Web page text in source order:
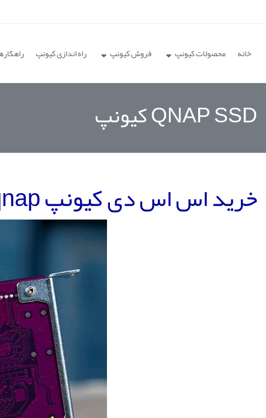
خانه محصولات کیونپ فروش کیونپ راه اندازی کیونپ
QNAP SSD کیونپ
خرید اس اس دی کیونپ SSD qnap